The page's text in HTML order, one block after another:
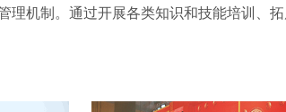
理机制。通过开展各类知识和技能培训、